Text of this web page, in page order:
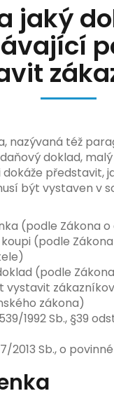
jaký
nazývaná též
doklad,
představit,
být vystaven v
(podle Zákona
(podle
(podle
vystavit
zákona)
1992 Sb.,§39
2013 Sb., o